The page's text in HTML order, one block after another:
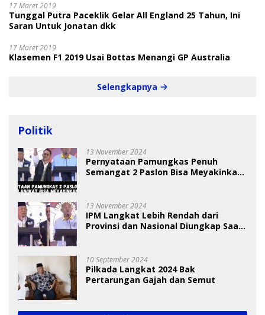
17 Maret 2019
Tunggal Putra Paceklik Gelar All England 25 Tahun, Ini
Saran Untuk Jonatan dkk
17 Maret 2019
Klasemen F1 2019 Usai Bottas Menangi GP Australia
Selengkapnya
Politik
13 November 2024
Pernyataan Pamungkas Penuh
Semangat 2 Paslon Bisa Meyakinkan
13 November 2024
IPM Langkat Lebih Rendah dari
Provinsi dan Nasional Diungkap Saat
10 September 2024
Pilkada Langkat 2024 Bak
Pertarungan Gajah dan Semut